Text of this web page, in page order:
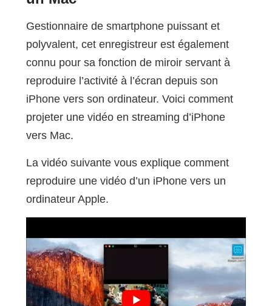
Gestionnaire de smartphone puissant et
polyvalent, cet enregistreur est également
connu pour sa fonction de miroir servant à
reproduire l’activité à l’écran depuis son
iPhone vers son ordinateur. Voici comment
projeter une vidéo en streaming d’iPhone
vers Mac.
La vidéo suivante vous explique comment
reproduire une vidéo d’un iPhone vers un
ordinateur Apple.